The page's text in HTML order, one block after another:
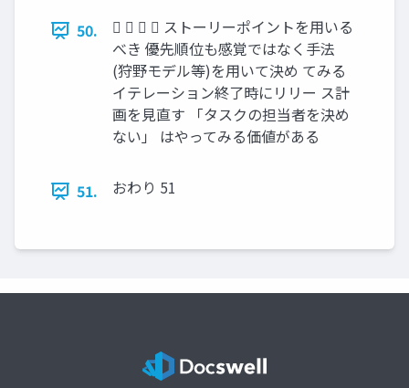
50.
    ストーリーポイントを用いる
べき 優先順位も感覚ではなく手法
(狩野モデル等)を用いて決め てみる
イテレーション終了時にリリー ス計
画を見直す 「タスクの担当者を決め
ない」 はやってみる価値がある
51. おわり 51